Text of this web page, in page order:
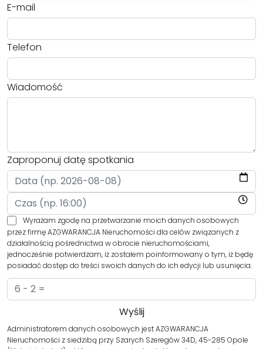
E-mail
Telefon
Wiadomość
Zaproponuj datę spotkania
Wyrażam zgodę na przetwarzanie moich danych osobowych
przez firmę AZGWARANCJA Nieruchomości dla celów związanych z
działalnością pośrednictwa w obrocie nieruchomościami,
jednocześnie potwierdzam, iż zostałem poinformowany o tym, iż będę
posiadać dostęp do treści swoich danych do ich edycji lub usunięcia.
Administratorem danych osobowych jest AZGWARANCJA
Nieruchomości z siedzibą przy Szarych Szeregów 34D, 45-285 Opole